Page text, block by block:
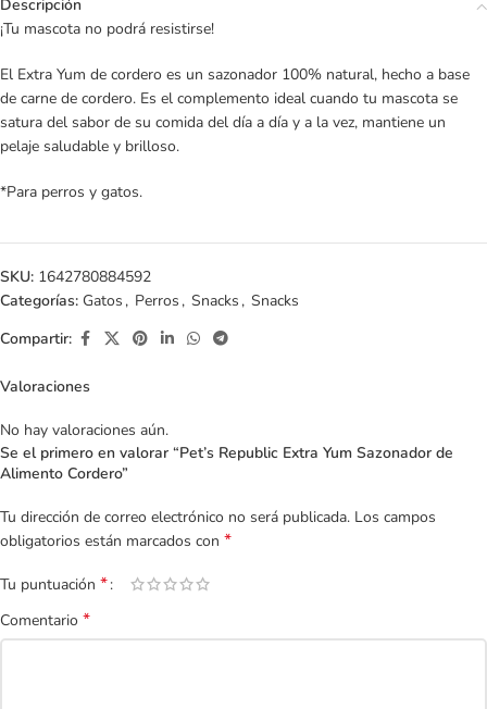
Descripción
¡Tu mascota no podrá resistirse!
El Extra Yum de cordero es un sazonador 100% natural, hecho a base
de carne de cordero. Es el complemento ideal cuando tu mascota se
satura del sabor de su comida del día a día y a la vez, mantiene un
pelaje saludable y brilloso.
*Para perros y gatos.
SKU: 1642780884592
Categorías: Gatos , Perros , Snacks , Snacks
Compartir:
Valoraciones
No hay valoraciones aún.
Se el primero en valorar “Pet’s Republic Extra Yum Sazonador de
Alimento Cordero”
Tu dirección de correo electrónico no será publicada. Los campos
obligatorios están marcados con *
Tu puntuación *
Comentario *